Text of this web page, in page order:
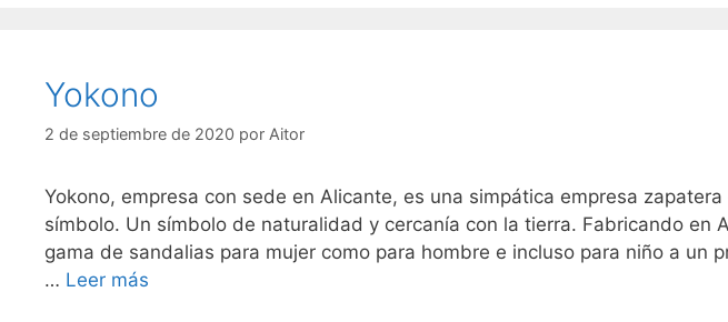
Yokono
2 de septiembre de 2020 por Aitor
Yokono, empresa con sede en Alicante, es una simpática empresa
símbolo. Un símbolo de naturalidad y cercanía con la tierra. Fabricando en
gama de sandalias para mujer como para hombre e incluso para niño a un
… Leer más